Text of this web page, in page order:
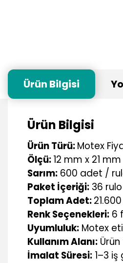
Ürün Bilgisi
Ürün Bilgisi
Ürün Türü:Motex
Ölçü:12 mm x 21 mm
Sarım: 600 adet /
Paket İçeriği: 36 rulo
Toplam Adet:
Renk Seçenekleri: 6
Uyumluluk: Motex
Kullanım Alanı:
İmalat Süresi: 1–3 iş